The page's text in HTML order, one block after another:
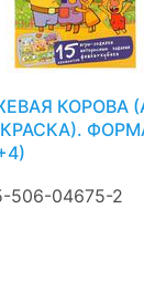
КОРОВА
506-04675-2